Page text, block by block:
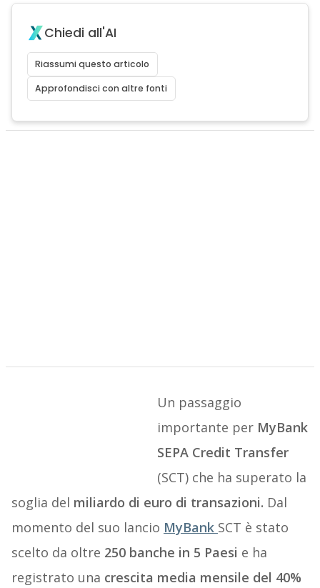
Chiedi all'AI
Riassumi questo articolo
Approfondisci con altre fonti
Un passaggio
importante per MyBank
SEPA Credit Transfer
(SCT) che ha superato la
soglia del miliardo di euro di transazioni. Dal
momento del suo lancio MyBank SCT è stato
scelto da oltre 250 banche in 5 Paesi e ha
registrato una crescita media mensile del 40%